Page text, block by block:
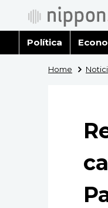
Política
Home